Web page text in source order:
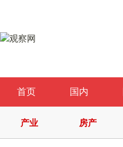
首页 国内
产业 房产